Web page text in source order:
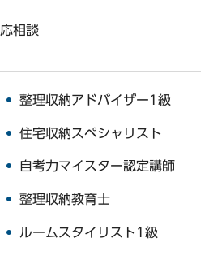
応相談
整理収納アドバイザー1級
住宅収納スペシャリスト
自考力マイスター認定講師
整理収納教育士
ルームスタイリスト1級